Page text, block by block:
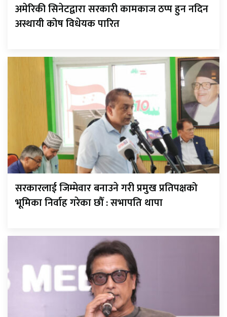
अमेरिकी सिनेटद्वारा सरकारी कामकाज ठप्प हुन नदिन
अस्थायी कोष विधेयक पारित
सरकारलाई जिम्मेवार बनाउने गरी प्रमुख प्रतिपक्षको
भूमिका निर्वाह गरेका छौँ : सभापति थापा